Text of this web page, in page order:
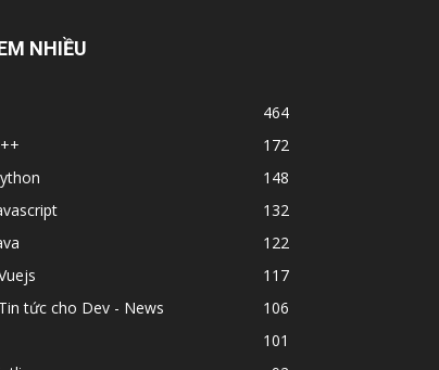
NHIỀU
464
172
148
132
122
117
tức cho Dev - News
106
101